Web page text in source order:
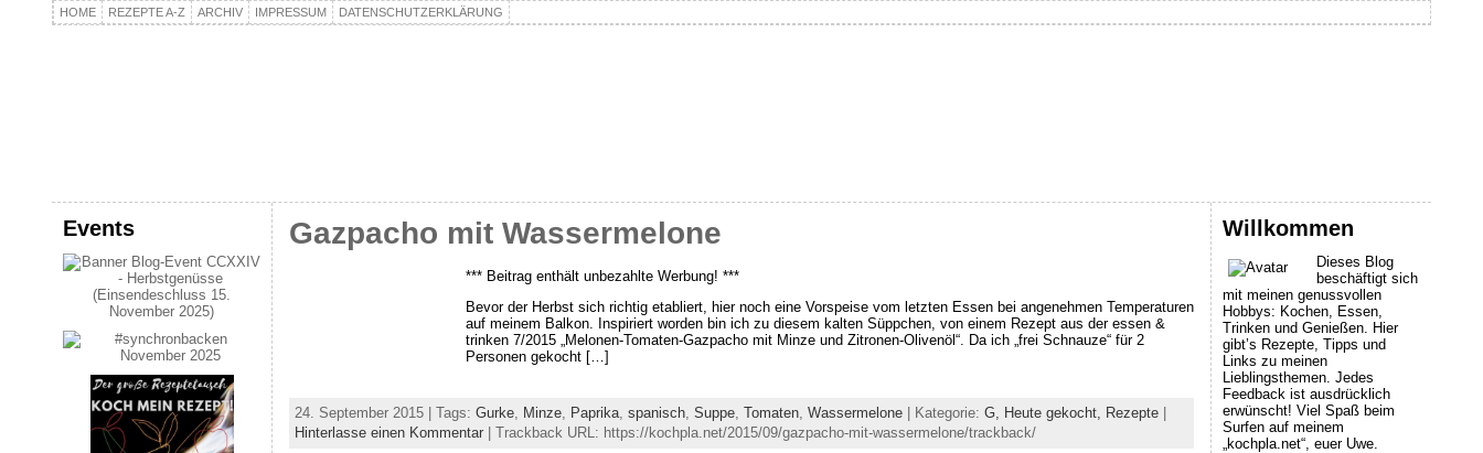
HOME REZEPTE A-Z ARCHIV IMPRESSUM DATENSCHUTZERKLÄRUNG
Events Gazpacho mit Wassermelone
*** Beitrag enthält unbezahlte Werbung! ***
Bevor der Herbst sich richtig etabliert, hier noch eine Vorspeise vom letzten Essen bei angenehmen Temperaturen
auf meinem Balkon. Inspiriert worden bin ich zu diesem kalten Süppchen, von einem Rezept aus der essen &
trinken 7/2015 „Melonen-Tomaten-Gazpacho mit Minze und Zitronen-Olivenöl“. Da ich „frei Schnauze“ für 2
Personen gekocht […]
24. September 2015 | Tags: Gurke Minze Paprika spanisch Suppe Tomaten Wassermelone | Kategorie: G, Heute gekocht, Rezepte
Hinterlasse einen Kommentar | Trackback URL: https://kochpla.net/2015/09/gazpacho-mit-wassermelone/trackback/
Willkommen
Dieses Blog
beschäftigt sich
mit meinen genussvollen
Hobbys: Kochen, Essen,
Trinken und Genießen. Hier
gibt’s Rezepte, Tipps und
Links zu meinen
Lieblingsthemen. Jedes
Feedback ist ausdrücklich
erwünscht! Viel Spaß beim
Surfen auf meinem
„kochpla.net“, euer Uwe.